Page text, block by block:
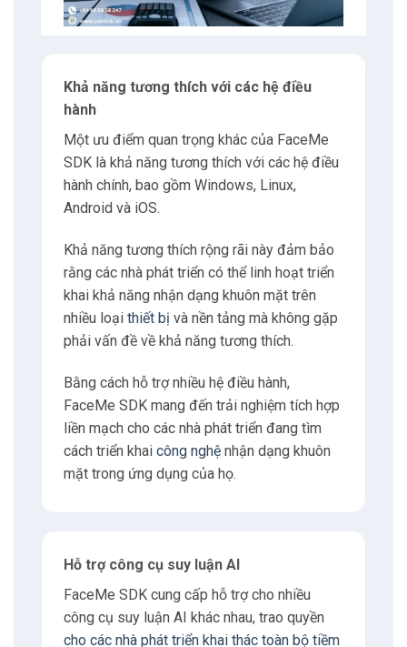
Khả năng tương thích với các hệ điều
hành
Một ưu điểm quan trọng khác của FaceMe
SDK là khả năng tương thích với các hệ điều
hành chính, bao gồm Windows, Linux,
Android và iOS.
Khả năng tương thích rộng rãi này đảm bảo
rằng các nhà phát triển có thể linh hoạt triển
khai khả năng nhận dạng khuôn mặt trên
nhiều loại thiết bị và nền tảng mà không gặp
phải vấn đề về khả năng tương thích.
Bằng cách hỗ trợ nhiều hệ điều hành,
FaceMe SDK mang đến trải nghiệm tích hợp
liền mạch cho các nhà phát triển đang tìm
cách triển khai công nghệnhận dạng khuôn
mặt trong ứng dụng của họ.
Hỗ trợ công cụ suy luận AI
FaceMe SDK cung cấp hỗ trợ cho nhiều
công cụ suy luận AI khác nhau, trao quyền
cho các nhà phát triển khai thác toàn bộ tiềm